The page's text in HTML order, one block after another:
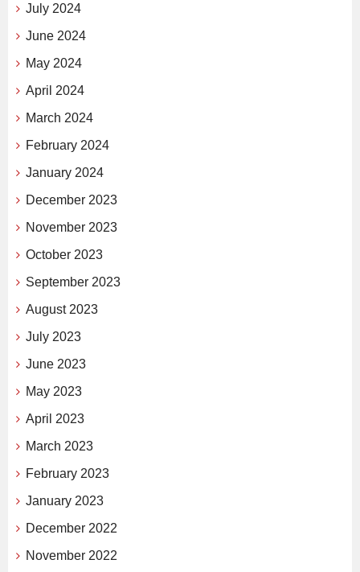
July 2024
June 2024
May 2024
April 2024
March 2024
February 2024
January 2024
December 2023
November 2023
October 2023
September 2023
August 2023
July 2023
June 2023
May 2023
April 2023
March 2023
February 2023
January 2023
December 2022
November 2022